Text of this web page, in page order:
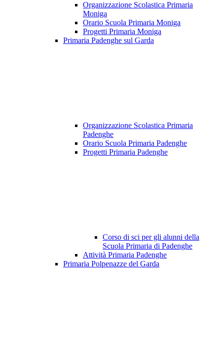
Organizzazione Scolastica Primaria
Moniga
Orario Scuola Primaria Moniga
Progetti Primaria Moniga
Primaria Padenghe sul Garda
Organizzazione Scolastica Primaria
Padenghe
Orario Scuola Primaria Padenghe
Progetti Primaria Padenghe
Corso di sci per gli alunni della
Scuola Primaria di Padenghe
Attività Primaria Padenghe
Primaria Polpenazze del Garda